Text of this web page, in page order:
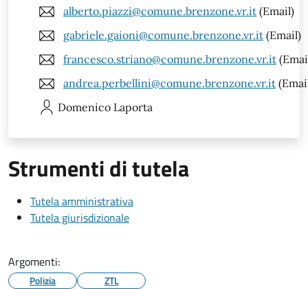
alberto.piazzi@comune.brenzone.vr.it (Email)
gabriele.gaioni@comune.brenzone.vr.it (Email)
francesco.striano@comune.brenzone.vr.it
andrea.perbellini@comune.brenzone.vr.it
Domenico Laporta
Strumenti di tutela
Tutela amministrativa
Tutela giurisdizionale
Argomenti:
Polizia ZTL